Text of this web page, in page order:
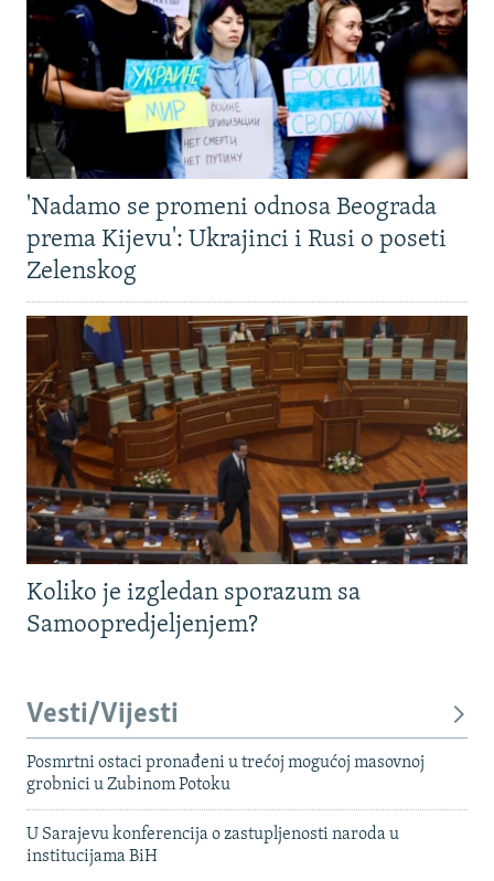
'Nadamo se promeni odnosa Beograda
prema Kijevu': Ukrajinci i Rusi o poseti
Zelenskog
Koliko je izgledan sporazum sa
Samoopredjeljenjem?
Vesti/Vijesti
Posmrtni ostaci pronađeni u trećoj mogućoj masovnoj
grobnici u Zubinom Potoku
U Sarajevu konferencija o zastupljenosti naroda u
institucijama BiH